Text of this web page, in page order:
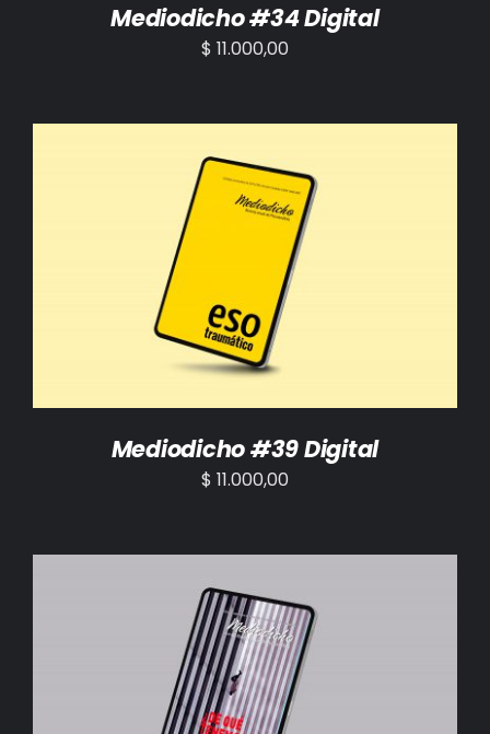
Mediodicho #34 Digital
$ 11.000,00
AÑADIR AL CARRITO /
Mediodicho #39 Digital
$ 11.000,00
AÑADIR AL CARRITO /